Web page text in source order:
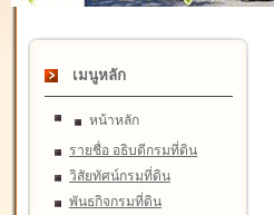
เมนูหลัก
หน้าหลัก
รายชื่อ อธิบดีกรมที่ดิน
วิสัยทัศน์กรมที่ดิน
พันธกิจกรมที่ดิน